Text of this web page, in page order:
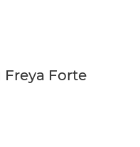
Forte